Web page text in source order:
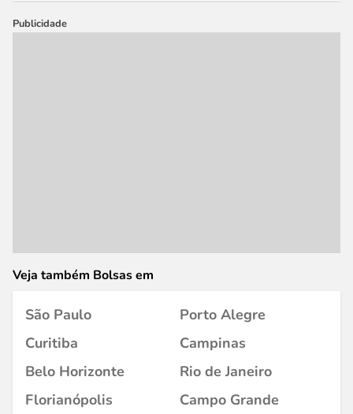
Publicidade
Veja também Bolsas em
São Paulo
Porto Alegre
Curitiba
Campinas
Belo Horizonte
Rio de Janeiro
Florianópolis
Campo Grande